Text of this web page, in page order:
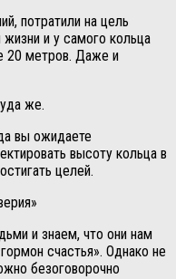
потратили на цель
и у самого кольца
20 метров. Даже и
же.
вы ожидаете
высоту кольца в
целей.
и знаем, что они нам
счастья». Однако не
безоговорочно